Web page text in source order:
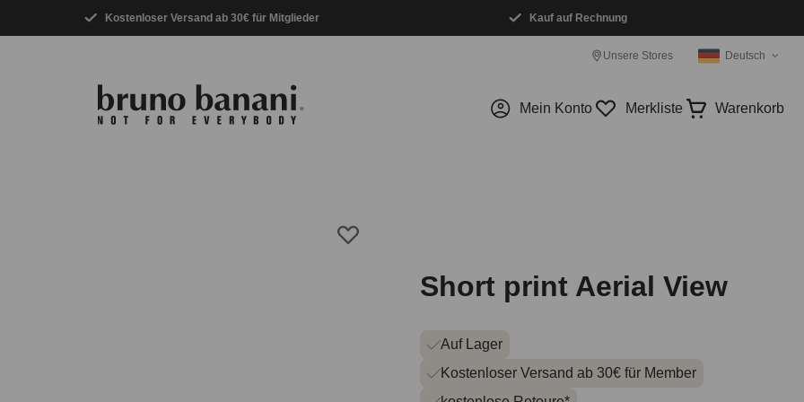
Kostenloser Versand ab 30€ für Mitglieder Kauf auf Rechnung
Unsere Stores Deutsch
Mein Konto Merkliste Warenkorb
Short print Aerial View
Auf Lager
Kostenloser Versand ab 30€ für Member